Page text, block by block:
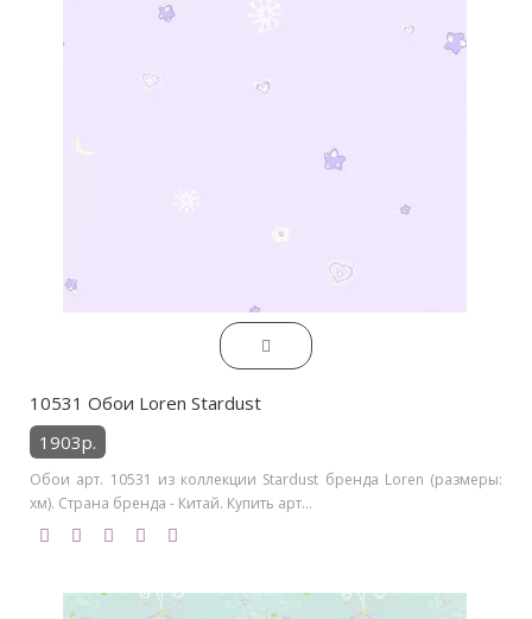
10531 Обои Loren Stardust
1903р.
Обои арт. 10531 из коллекции Stardust бренда Loren (размеры:
хм). Страна бренда - Китай. Купить арт...